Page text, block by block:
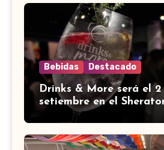
Bebidas Destacado
Drinks & More será el 2
setiembre en el